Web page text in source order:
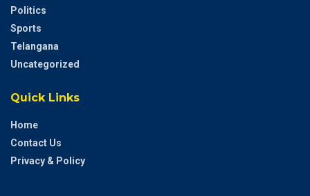
Politics
Sports
Telangana
Uncategorized
Quick Links
Home
Contact Us
Privacy & Policy